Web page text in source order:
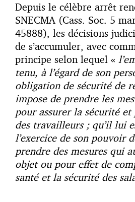
Depuis le célèbre arrêt
SNECMA (Cass. Soc. 5
45888), les décisions
de s’accumuler, avec
principe selon lequel «
tenu, à l’égard de son
obligation de sécurité de
impose de prendre les
pour assurer la sécurité
des travailleurs ; qu’il lui
l’exercice de son pouvoir
prendre des mesures qui
objet ou pour effet de
santé et la sécurité des